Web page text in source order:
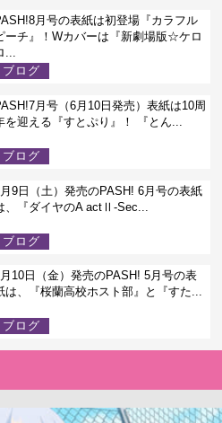
月号の表紙は初登場『カラフル
ーチ』！Wカバーは『新劇場版☆ケロ
...
ブログ
月号（6月10日発売）表紙は10周
を迎える『すとぷり』！ 『とん...
ブログ
9日（土）発売のPASH! 6月号の表紙
、『ダイヤのA actⅡ-Sec...
ブログ
10日（金）発売のPASH! 5月号の表
は、『桜蘭高校ホスト部』と『すた...
ブログ